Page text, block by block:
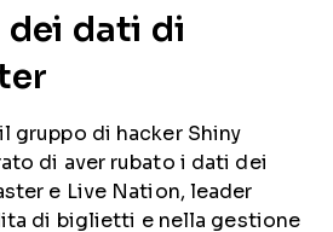
dei dati di
gruppo di hacker Shiny
di aver rubato i dati dei
e Live Nation, leader
di biglietti e nella gestione